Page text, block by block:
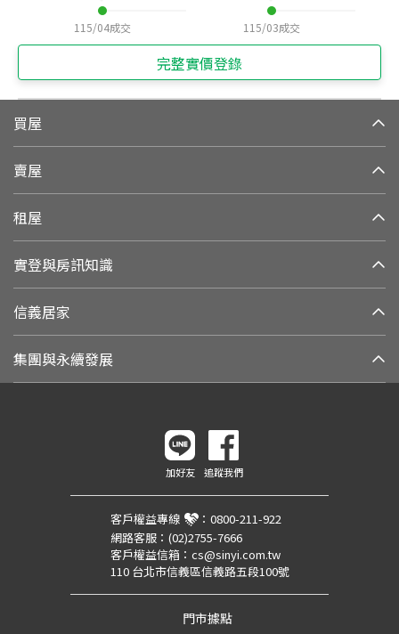
115/04成交 115/03成交
完整實價登錄
買屋
賣屋
租屋
實登與房訊知識
信義居家
集團與永續發展
加好友 追蹤我們
客戶權益專線 ： 0800-211-922
網路客服： (02)2755-7666
客戶權益信箱： cs@sinyi.com.tw
110 台北市信義區信義路五段100號
門市據點